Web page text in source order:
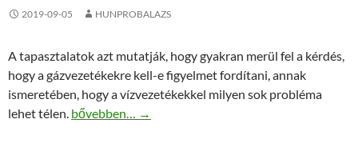
2019-09-05 HUNPROBALAZS
A tapasztalatok azt mutatják, hogy gyakran merül fel a kérdés,
hogy a gázvezetékekre kell-e figyelmet fordítani, annak
ismeretében, hogy a vízvezetékekkel milyen sok probléma
lehet télen. Milyen vezetékek fagyhatnak be a téli hidegben?
bővebben… →